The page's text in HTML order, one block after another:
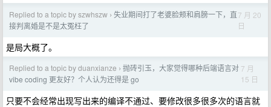
Replied to a topic by szwhszw › 失业期间打了老婆脸颊和肩膀一下，直
接判离婚是不是太冤枉了
7 月 20
日
是局大概了。
Replied to a topic by duanxianze › 抛砖引玉，大家觉得哪种后端语言对
vibe coding 更友好？个人认为还得是 go
7 月
15 日
只要不会经常出现写出来的编译不通过、要修改很多很多次的语言就